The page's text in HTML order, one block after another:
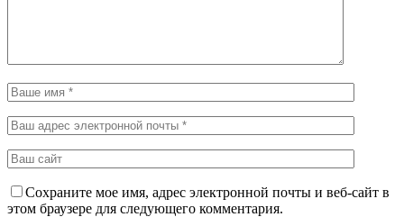
Сохраните мое имя, адрес электронной почты и веб-сайт в
этом браузере для следующего комментария.